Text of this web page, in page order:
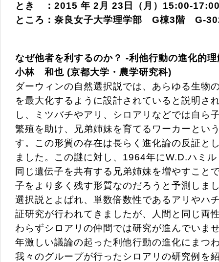
とき ：2015 年 2月 23日（月）15:00-
ところ：奈良女子大学理学部 G棟3階 G-
なぜ他者を利するのか？ -利他行動の進化的
小林 和也 (京都大学・農学研究科)
ダーウィンの自然選択説では、あらゆる生物
を最大化するように設計されていると説明さ
し、ミツバチやアリ、シロアリなどでは自ら
繁殖を助け、兄弟姉妹を育てるワーカーとい
す。この形質の存在は長らく進化論の反証と
ました。この謎に対し、1964年にW.D.ハミ
同じ遺伝子を共有する兄弟姉妹を増やすこと
子をより多く残す形質なのだろうと予測しま
選択説とよばれ、単数倍数性であるアリやハ
証研究が行われてきましたが、人間と同じ両
わらずシロアリの仲間では研究が進んでいま
年激しい議論の起った利他行動の進化にまつ
我々のグループが行ったシロアリの研究例を